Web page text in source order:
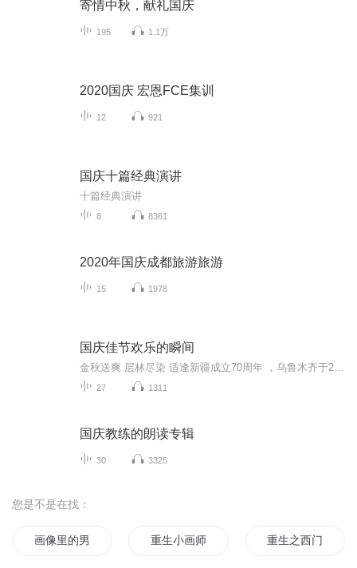
寄情中秋，献礼国庆
195 1.1万
2020国庆 宏恩FCE集训
12 921
国庆十篇经典演讲
十篇经典演讲
8 8361
2020年国庆成都旅游旅游
15 1978
国庆佳节欢乐的瞬间
27 1311
国庆教练的朗读专辑
30 3325
您是不是在找：
画像里的男人 重生小画师 重生之西门庆